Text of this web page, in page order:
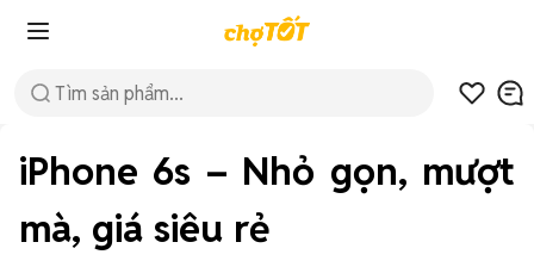
iPhone 6s – Nhỏ gọn, mượt
mà, giá siêu rẻ